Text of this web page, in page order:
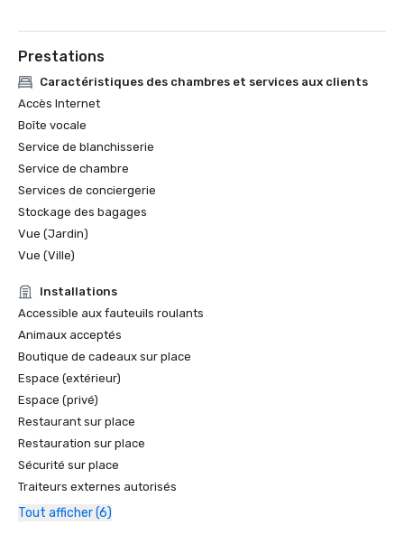
Prestations
Caractéristiques des chambres et services aux clients
Accès Internet
Boîte vocale
Service de blanchisserie
Service de chambre
Services de conciergerie
Stockage des bagages
Vue (Jardin)
Vue (Ville)
Installations
Accessible aux fauteuils roulants
Animaux acceptés
Boutique de cadeaux sur place
Espace (extérieur)
Espace (privé)
Restaurant sur place
Restauration sur place
Sécurité sur place
Traiteurs externes autorisés
Tout afficher (6)